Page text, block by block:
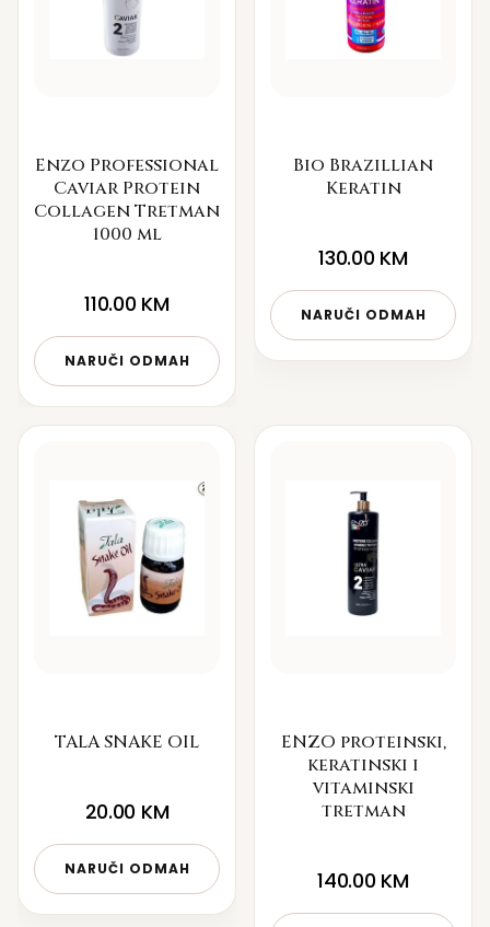
Enzo Professional
Caviar Protein
Collagen Tretman
1000 ml
110.00 KM
NARUČI ODMAH
Bio Brazillian
Keratin
130.00 KM
NARUČI ODMAH
TALA SNAKE OIL
20.00 KM
NARUČI ODMAH
ENZO proteinski,
keratinski i
vitaminski
tretman
140.00 KM